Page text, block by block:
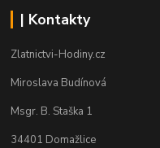
| Kontakty
Zlatnictvi-Hodiny.cz
Miroslava Budínová
Msgr. B. Staška 1
34401 Domažlice